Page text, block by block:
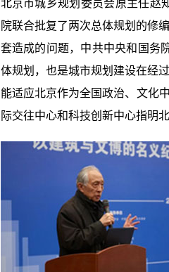
北京市城乡规划委员会原主任赵
院联合批复了两次总体规划的修
套造成的问题，中共中央和国务
体规划，也是城市规划建设在经
能适应北京作为全国政治、文化
际交往中心和科技创新中心指明